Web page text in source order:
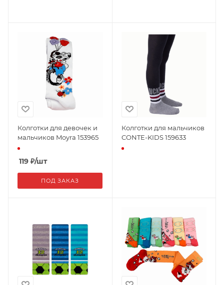
Колготки для девочек и
мальчиков Moyra 153965
119 ₽/шт
ПОД ЗАКАЗ
Колготки для мальчиков
CONTE-KIDS 159633